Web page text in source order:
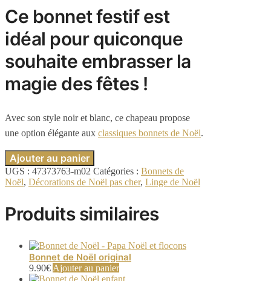
Ce bonnet festif est
idéal pour quiconque
souhaite embrasser la
magie des fêtes !
Avec son style noir et blanc, ce chapeau propose
une option élégante aux classiques bonnets de Noël.
Ajouter au panier
UGS : 47373763-m02 Catégories : Bonnets de
Noël, Décorations de Noël pas cher, Linge de Noël
Produits similaires
Bonnet de Noël original
9.90€ Ajouter au panier